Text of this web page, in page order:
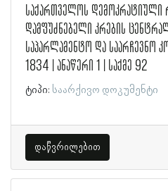
საქართველოს დემოკრატიული
დამფუძნებელი კრების
საპარლამენტო და საარჩევნო
1834 | ანაწერი 1 | საქმე 92
ტიპი: საარქივო დოკუმენტი
დაწვრილებით